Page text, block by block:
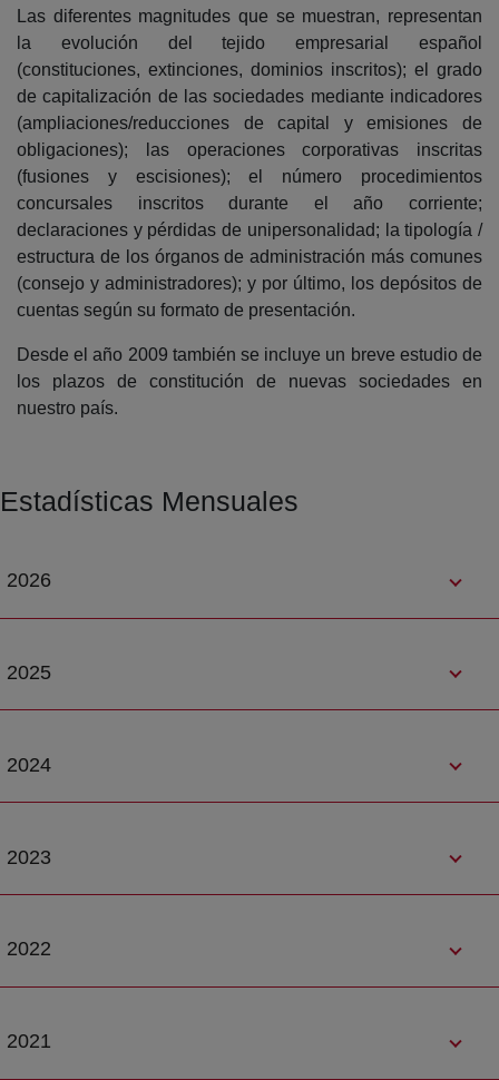
Las diferentes magnitudes que se muestran, representan
la evolución del tejido empresarial español
(constituciones, extinciones, dominios inscritos); el grado
de capitalización de las sociedades mediante indicadores
(ampliaciones/reducciones de capital y emisiones de
obligaciones); las operaciones corporativas inscritas
(fusiones y escisiones); el número procedimientos
concursales inscritos durante el año corriente;
declaraciones y pérdidas de unipersonalidad; la tipología /
estructura de los órganos de administración más comunes
(consejo y administradores); y por último, los depósitos de
cuentas según su formato de presentación.
Desde el año 2009 también se incluye un breve estudio de
los plazos de constitución de nuevas sociedades en
nuestro país.
Estadísticas Mensuales
2026
2025
2024
2023
2022
2021